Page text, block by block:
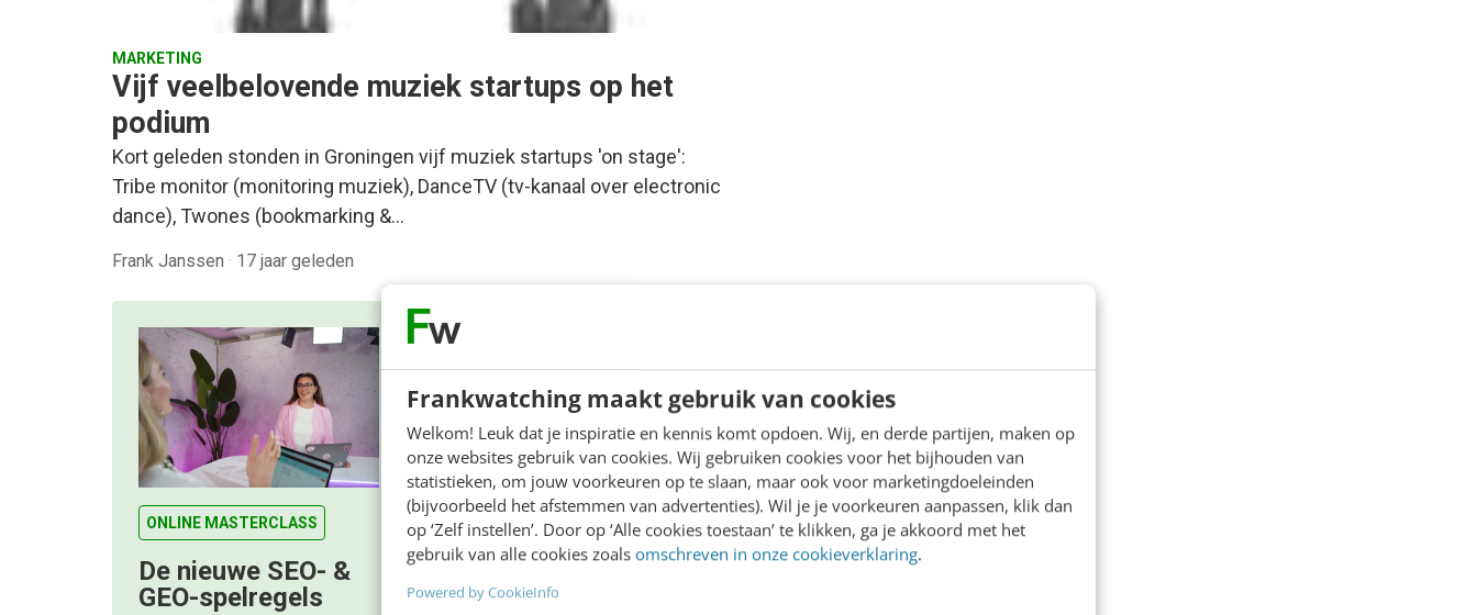
Frankwatching maakt gebruik van cookies
Welkom! Leuk dat je inspiratie en kennis komt opdoen. Wij, en derde partijen, maken op
onze websites gebruik van cookies. Wij gebruiken cookies voor het bijhouden van
statistieken, om jouw voorkeuren op te slaan, maar ook voor marketingdoeleinden
(bijvoorbeeld het afstemmen van advertenties). Wil je je voorkeuren aanpassen, klik dan
op ‘Zelf instellen’. Door op ‘Alle cookies toestaan’ te klikken, ga je akkoord met het
gebruik van alle cookies zoals omschreven in onze cookieverklaring.
Powered by CookieInfo
MARKETING
Vijf veelbelovende muziek startups op het
podium
Kort geleden stonden in Groningen vijf muziek startups 'on stage':
Tribe monitor (monitoring muziek), DanceTV (tv-kanaal over electronic
dance), Twones (bookmarking &…
Frank Janssen · 17 jaar geleden
ONLINE MASTERCLASS
De nieuwe SEO- &
GEO-spelregels